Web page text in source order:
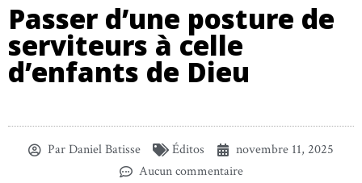
Passer d’une posture de
serviteurs à celle
d’enfants de Dieu
ParDaniel Batisse Éditos
novembre 11, 2025
Aucun commentaire